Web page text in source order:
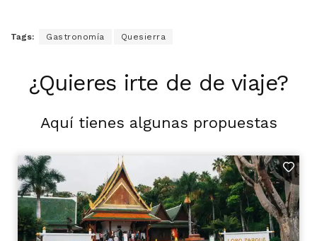
Tags: Gastronomía Quesierra
¿Quieres irte de de viaje?
Aquí tienes algunas propuestas